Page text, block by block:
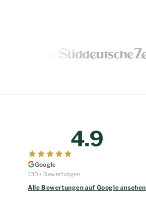
4.9
Google
130+ Bewertungen
Alle Bewertungen auf Google ansehen